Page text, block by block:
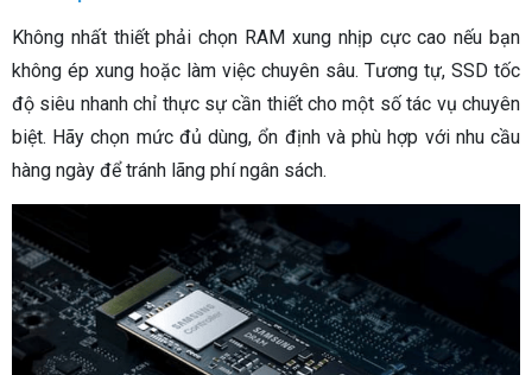
Không nhất thiết phải chọn RAM xung nhịp cực cao nếu bạn
không ép xung hoặc làm việc chuyên sâu. Tương tự, SSD tốc
độ siêu nhanh chỉ thực sự cần thiết cho một số tác vụ chuyên
biệt. Hãy chọn mức đủ dùng, ổn định và phù hợp với nhu cầu
hàng ngày để tránh lãng phí ngân sách.